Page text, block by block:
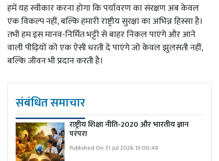
हमें यह स्वीकार करना होगा कि पर्यावरण का संरक्षण अब केवल
एक विकल्प नहीं, बल्कि हमारी राष्ट्रीय सुरक्षा का अभिन्न हिस्सा है।
तभी हम इस मानव-निर्मित भट्टी से बाहर निकल पाएंगे और आने
वाली पीढ़ियों को एक ऐसी धरती दे पाएंगे जो केवल झुलसती नहीं,
बल्कि जीवन भी प्रदान करती है।
संबंधित समाचार
राष्ट्रीय शिक्षा नीति-2020 और भारतीय ज्ञान
परंपरा
Published On 31 Jul 2026 13:00:48